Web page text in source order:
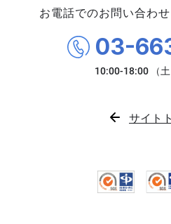
お電話でのお問い合わ
03-
サイト